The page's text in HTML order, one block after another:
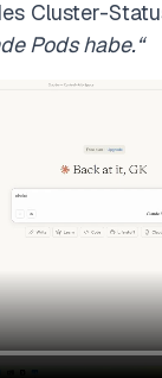
Cluster-
Pods habe.“